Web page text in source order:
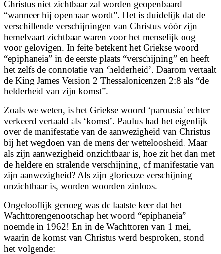
Christus niet zichtbaar zal worden geopenbaard
“wanneer hij openbaar wordt”. Het is duidelijk dat de
verschillende verschijningen van Christus vóór zijn
hemelvaart zichtbaar waren voor het menselijk oog –
voor gelovigen. In feite betekent het Griekse woord
“epiphaneia” in de eerste plaats “verschijning” en heeft
het zelfs de connotatie van ‘helderheid’. Daarom vertaalt
de King James Version 2 Thessalonicenzen 2:8 als “de
helderheid van zijn komst”.
Zoals we weten, is het Griekse woord ‘parousia’ echter
verkeerd vertaald als ‘komst’. Paulus had het eigenlijk
over de manifestatie van de aanwezigheid van Christus
bij het wegdoen van de mens der wetteloosheid. Maar
als zijn aanwezigheid onzichtbaar is, hoe zit het dan met
de heldere en stralende verschijning, of manifestatie van
zijn aanwezigheid? Als zijn glorieuze verschijning
onzichtbaar is, worden woorden zinloos.
Ongelooflijk genoeg was de laatste keer dat het
Wachttorengenootschap het woord “epiphaneia”
noemde in 1962! En in de Wachttoren van 1 mei,
waarin de komst van Christus werd besproken, stond
het volgende: